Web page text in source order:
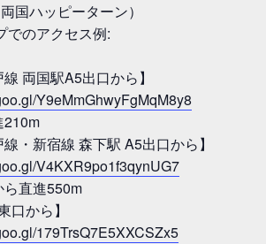
国ハッピーターン）
でのアクセス例:
線 両国駅A5出口から】
Y9eMmGhwyFgMqM8y8
210m
線・新宿線 森下駅 A5出口から】
V4KXR9po1f3qynUG7
ら直進550m
口から】
179TrsQ7E5XXCSZx5